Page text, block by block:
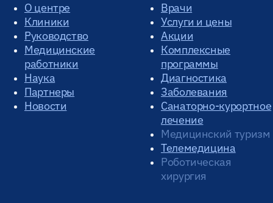
О центре
Клиники
Руководство
Медицинские
работники
Наука
Партнеры
Новости
Врачи
Услуги и цены
Акции
Комплексные
программы
Диагностика
Заболевания
Санаторно-курортное
лечение
Медицинский туризм
Телемедицина
Роботическая
хирургия